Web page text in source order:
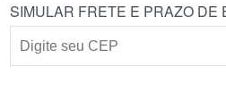
SIMULAR FRETE E PRAZO DE